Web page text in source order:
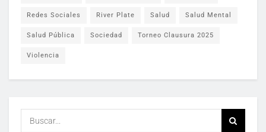
Redes Sociales River Plate Salud Salud Mental
Salud Pública Sociedad Torneo Clausura 2025
Violencia